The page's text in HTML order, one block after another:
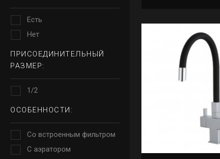
Есть
Нет
ПРИСОЕДИНИТЕЛЬНЫЙ
РАЗМЕР:
1/2
ОСОБЕННОСТИ:
Со встроенным фильтром
С аэратором